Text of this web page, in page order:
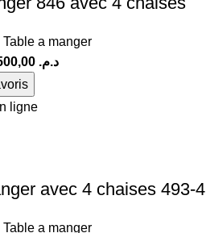
Table a manger
د.م.
ligne
avec 4 chaises 493-4
Table a manger